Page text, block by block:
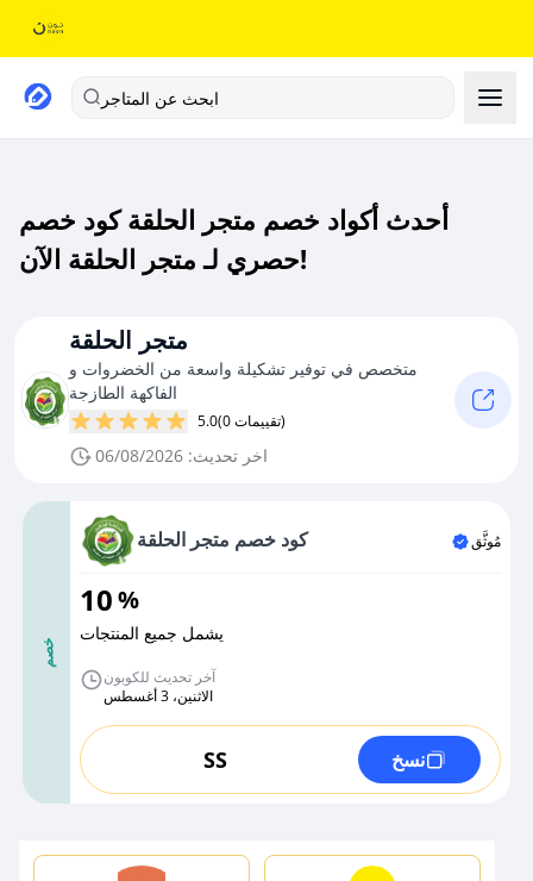
ابحث عن المتاجر
أحدث أكواد خصم متجر الحلقة كود خصم
حصري لـ متجر الحلقة الآن!
متجر الحلقة
متخصص في توفير تشكيلة واسعة من الخضروات و
الفاكهة الطازجة
5.0 (0 تقييمات)
اخر تحديث: 06/08/2026
خصم
كود خصم متجر الحلقة مُوثَّق
10%
يشمل جميع المنتجات
آخر تحديث للكوبون
الاثنين، 3 أغسطس
SS نسخ